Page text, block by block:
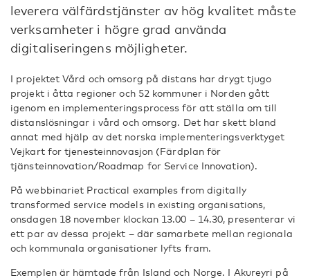
leverera välfärdstjänster av hög kvalitet måste
verksamheter i högre grad använda
digitaliseringens möjligheter.
I projektet Vård och omsorg på distans har drygt tjugo
projekt i åtta regioner och 52 kommuner i Norden gått
igenom en implementeringsprocess för att ställa om till
distanslösningar i vård och omsorg. Det har skett bland
annat med hjälp av det norska implementeringsverktyget
Vejkart for tjenesteinnovasjon (Färdplan för
tjänsteinnovation/Roadmap for Service Innovation).
På webbinariet Practical examples from digitally
transformed service models in existing organisations,
onsdagen 18 november klockan 13.00 – 14.30, presenterar vi
ett par av dessa projekt – där samarbete mellan regionala
och kommunala organisationer lyfts fram.
Exemplen är hämtade från Island och Norge. I Akureyri på